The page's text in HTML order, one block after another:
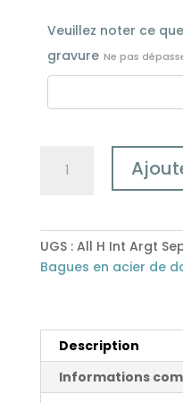
Veuillez noter ce
gravure Ne pas
en
Intérieur
en
Argent
UGS : All H Int Argt
Bagues en acier de
Description
Informations